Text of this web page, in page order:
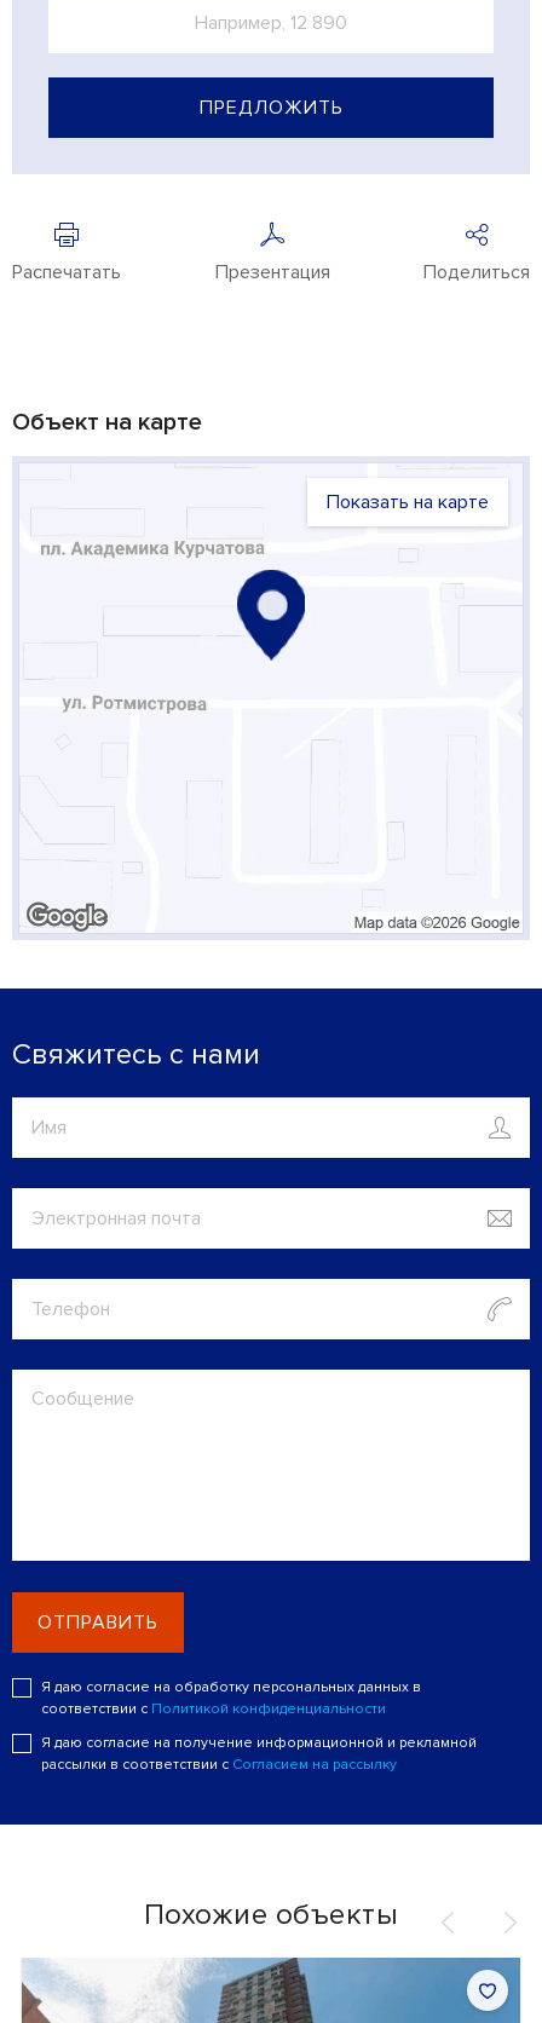
ПРЕДЛОЖИТЬ
Распечатать Презентация Поделиться
Объект на карте
Показать на карте
Свяжитесь с нами
ОТПРАВИТЬ
Я даю согласие на обработку персональных данных в
соответствии с Политикой конфиденциальности
Я даю согласие на получение информационной и рекламной
рассылки в соответствии с Согласием на рассылку
Похожие объекты